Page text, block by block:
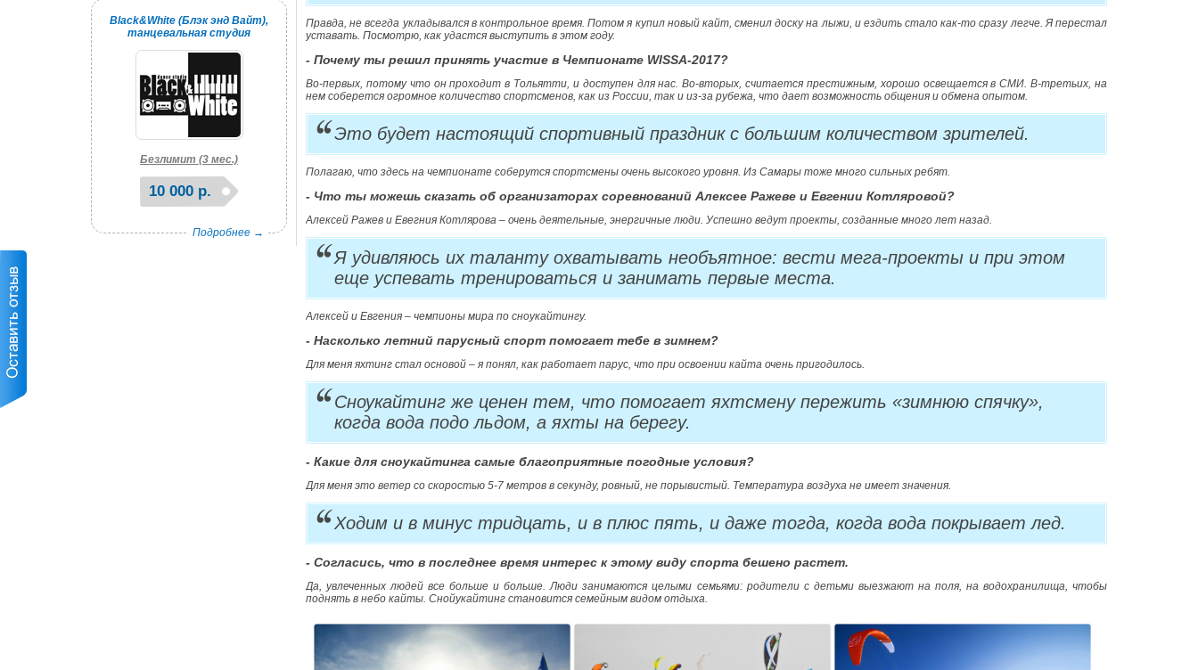
Black&White (Блэк энд Вайт),
танцевальная студия
Безлимит (3 мес.)
10 000 р.
Подробнее →
Правда, не всегда укладывался в контрольное время. Потом я купил новый кайт, сменил доску на лыжи, и ездить стало как-то сразу легче. Я перестал
уставать. Посмотрю, как удастся выступить в этом году.
- Почему ты решил принять участие в Чемпионате WISSA-2017?
Во-первых, потому что он проходит в Тольятти, и доступен для нас. Во-вторых, считается престижным, хорошо освещается в СМИ. В-третьих, на
нем соберется огромное количество спортсменов, как из России, так и из-за рубежа, что дает возможность общения и обмена опытом.
Это будет настоящий спортивный праздник с большим количеством зрителей.
Полагаю, что здесь на чемпионате соберутся спортсмены очень высокого уровня. Из Самары тоже много сильных ребят.
- Что ты можешь сказать об организаторах соревнований Алексее Ражеве и Евгении Котляровой?
Алексей Ражев и Евегния Котлярова – очень деятельные, энергичные люди. Успешно ведут проекты, созданные много лет назад.
Я удивляюсь их таланту охватывать необъятное: вести мега-проекты и при этом
еще успевать тренироваться и занимать первые места.
Алексей и Евгения – чемпионы мира по сноукайтингу.
- Насколько летний парусный спорт помогает тебе в зимнем?
Для меня яхтинг стал основой – я понял, как работает парус, что при освоении кайта очень пригодилось.
Сноукайтинг же ценен тем, что помогает яхтсмену пережить «зимнюю спячку»,
когда вода подо льдом, а яхты на берегу.
- Какие для сноукайтинга самые благоприятные погодные условия?
Для меня это ветер со скоростью 5-7 метров в секунду, ровный, не порывистый. Температура воздуха не имеет значения.
Ходим и в минус тридцать, и в плюс пять, и даже тогда, когда вода покрывает лед.
- Согласись, что в последнее время интерес к этому виду спорта бешено растет.
Да, увлеченных людей все больше и больше. Люди занимаются целыми семьями: родители с детьми выезжают на поля, на водохранилища, чтобы
поднять в небо кайты. Снойукайтинг становится семейным видом отдыха.